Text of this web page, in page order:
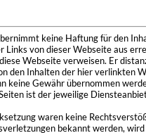
keine Haftung für den
Links von dieser Webseite aus
Webseite verweisen. Er
den Inhalten der hier verlinkten
keine Gewähr übernommen
ist der jeweilige
waren keine
bekannt werden,